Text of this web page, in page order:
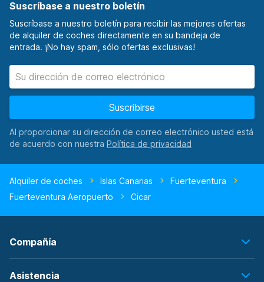
Suscríbase a nuestro boletín
Suscríbase a nuestro boletín para recibir las mejores ofertas
de alquiler de coches directamente en su bandeja de
entrada. ¡No hay spam, sólo ofertas exclusivas!
Suscribirse
Al proporcionar su dirección de correo electrónico usted está
de acuerdo con nuestra
Alquiler de coches Islas Canarias
Fuerteventura
Fuerteventura Aeropuerto
Cicar
Compañía
Asistencia